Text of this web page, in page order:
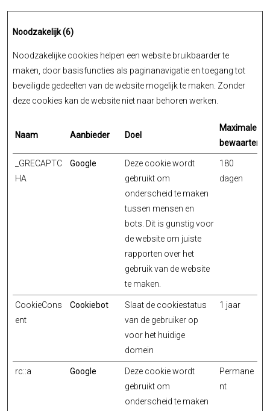
Noodzakelijk (6)
Noodzakelijke cookies helpen een website bruikbaarder te
maken, door basisfuncties als paginanavigatie en toegang tot
beveiligde gedeelten van de website mogelijk te maken. Zonder
deze cookies kan de website niet naar behoren werken.
Naam Aanbieder Doel
Maximale
_GRECAPTC
HA
Google
Deze cookie wordt
gebruikt om
onderscheid te maken
tussen mensen en
bots. Dit is gunstig voor
de website om juiste
rapporten over het
gebruik van de website
te maken.
180
dagen
CookieCons
ent
Cookiebot
Slaat de cookiestatus
van de gebruiker op
voor het huidige
domein
1 jaar
rc::a Google
Deze cookie wordt
gebruikt om
onderscheid te maken
Permane
nt